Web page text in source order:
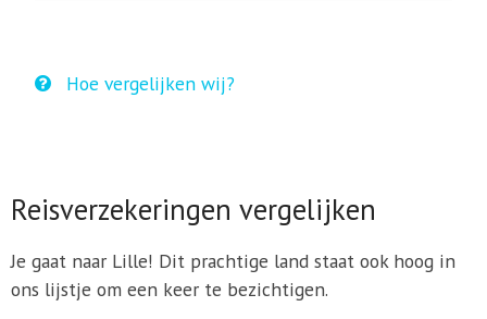
Hoe vergelijken wij?
Reisverzekeringen vergelijken
Je gaat naar Lille! Dit prachtige land staat ook hoog in
ons lijstje om een keer te bezichtigen.